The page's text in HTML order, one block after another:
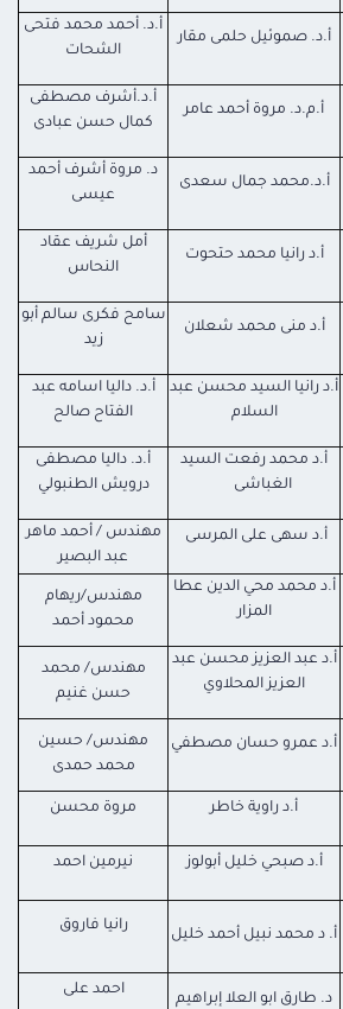
أ.د. صموئيل حلمى مقار
أ.د. أحمد محمد فتحى
الشحات
أ.م.د. مروة أحمد عامر
أ.د.أشرف مصطفى
كمال حسن عبادى
أ.د.محمد جمال سعدى
د. مروة أشرف أحمد
عيسى
أ.د رانيا محمد حتحوت
أمل شريف عقاد
النحاس
أ.د منى محمد شعلان
سامح فكرى سالم أبو
زيد
أ.د رانيا السيد محسن عبد
السلام
أ.د. داليا اسامه عبد
الفتاح صالح
أ.د محمد رفعت السيد
الغباشى
أ.د. داليا مصطفى
درويش الطنبولي
أ.د سهى على المرسى
مهندس / أحمد ماهر
عبد البصير
أ.د محمد محي الدين عطا
المزار
مهندس/ريهام
محمود أحمد
أ.د عبد العزيز محسن عبد
العزيز المحلاوي
مهندس/ محمد
حسن غنيم
أ.د عمرو حسان مصطفي
مهندس/ حسين
محمد حمدى
أ.د راوية خاطر مروة محسن
أ.د صبحي خليل أبولوز نيرمين احمد
أ. د محمد نبيل أحمد خليل
رانيا فاروق
د. طارق ابو العلا إبراهيم
احمد على